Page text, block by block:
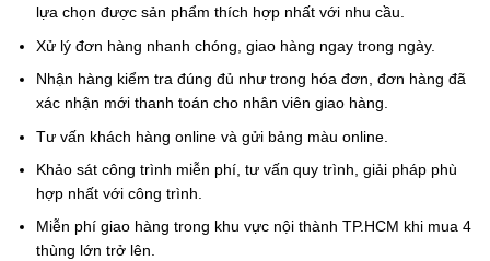
lựa chọn được sản phẩm thích hợp nhất với nhu cầu.
Xử lý đơn hàng nhanh chóng, giao hàng ngay trong ngày.
Nhận hàng kiểm tra đúng đủ như trong hóa đơn, đơn hàng đã
xác nhận mới thanh toán cho nhân viên giao hàng.
Tư vấn khách hàng online và gửi bảng màu online.
Khảo sát công trình miễn phí, tư vấn quy trình, giải pháp phù
hợp nhất với công trình.
Miễn phí giao hàng trong khu vực nội thành TP.HCM khi mua 4
thùng lớn trở lên.